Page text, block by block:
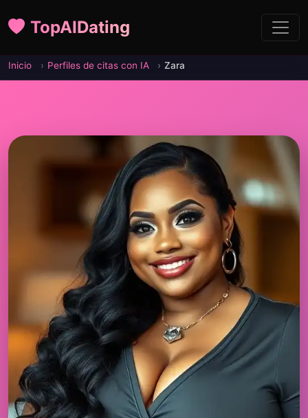
TopAIDating
Inicio Perfiles de citas con IA Zara